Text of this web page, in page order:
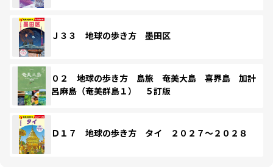
Ｊ３３ 地球の歩き方 墨田区
０２ 地球の歩き方 島旅 奄美大島 喜界島 加計
呂麻島（奄美群島１） ５訂版
Ｄ１７ 地球の歩き方 タイ ２０２７～２０２８